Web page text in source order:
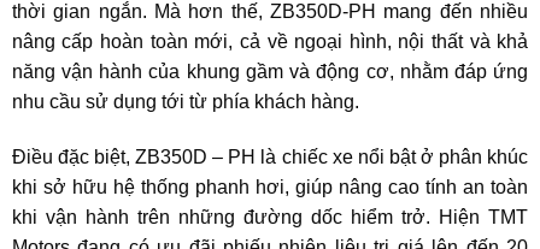
thời gian ngắn. Mà hơn thế, ZB350D-PH mang đến nhiều
nâng cấp hoàn toàn mới, cả về ngoại hình, nội thất và khả
năng vận hành của khung gầm và động cơ, nhằm đáp ứng
nhu cầu sử dụng tới từ phía khách hàng.
Điều đặc biệt, ZB350D – PH là chiếc xe nổi bật ở phân khúc
khi sở hữu hệ thống phanh hơi, giúp nâng cao tính an toàn
khi vận hành trên những đường dốc hiểm trở. Hiện TMT